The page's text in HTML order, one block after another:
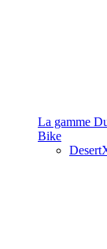
La gamme
Bike